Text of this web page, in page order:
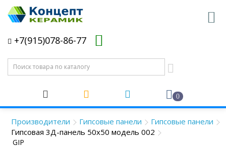
+7(915)078-86-77
0
Производители Гипсовые панели
Гипсовые панели
Гипсовая 3Д-панель 50x50 модель 002
GIP